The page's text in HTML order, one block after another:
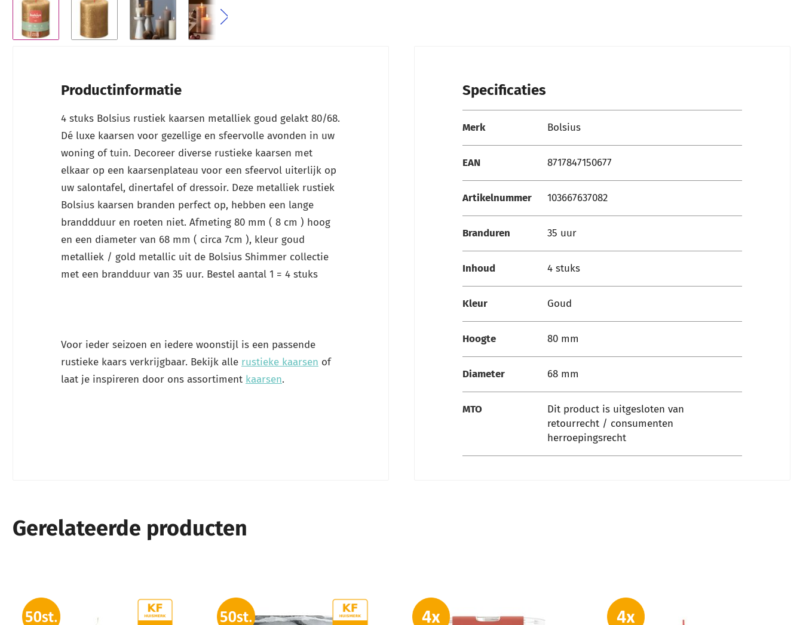
Productinformatie
4 stuks Bolsius rustiek kaarsen metalliek goud gelakt 80/68.
Dé luxe kaarsen voor gezellige en sfeervolle avonden in uw
woning of tuin. Decoreer diverse rustieke kaarsen met
elkaar op een kaarsenplateau voor een sfeervol uiterlijk op
uw salontafel, dinertafel of dressoir. Deze metalliek rustiek
Bolsius kaarsen branden perfect op, hebben een lange
branddduur en roeten niet. Afmeting 80 mm ( 8 cm ) hoog
en een diameter van 68 mm ( circa 7cm ), kleur goud
metalliek / gold metallic uit de Bolsius Shimmer collectie
met een brandduur van 35 uur. Bestel aantal 1 = 4 stuks
Voor ieder seizoen en iedere woonstijl is een passende
rustieke kaars verkrijgbaar. Bekijk alle rustieke kaarsen of
laat je inspireren door ons assortiment kaarsen.
Specificaties
Merk
Bolsius
EAN 8717847150677
Artikelnummer 103667637082
Branduren 35 uur
Inhoud 4 stuks
Kleur Goud
Hoogte 80 mm
Diameter 68 mm
MTO
Dit product is uitgesloten van
retourrecht / consumenten
herroepingsrecht
Gerelateerde producten